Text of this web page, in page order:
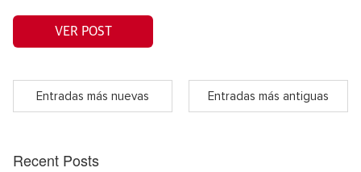
VER POST
Entradas más nuevas Entradas más antiguas
Recent Posts